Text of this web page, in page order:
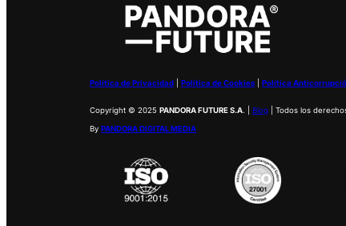
Política de Privacidad Política de Cookies Política
Copyright © 2025 PANDORA FUTURE S.A Blog | Todos los
By PANDORA DIGITAL MEDIA